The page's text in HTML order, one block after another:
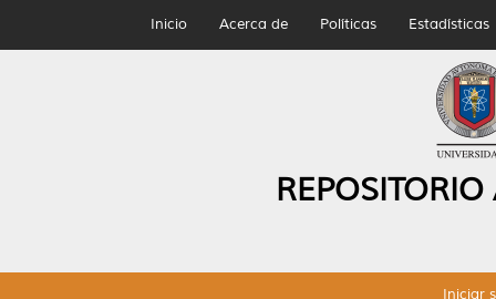
Inicio Acerca de Políticas Estadísticas
Iniciar